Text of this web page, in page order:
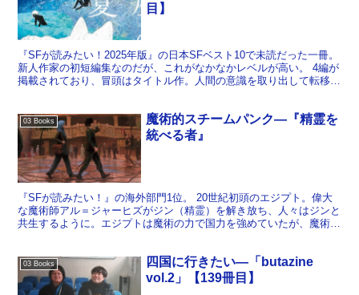
目】
『SFが読みたい！2025年版』の日本SFベスト10で未読だった一冊。
新人作家の初短編集なのだが、これがなかなかレベルが高い。 4編が
掲載されており、冒頭はタイトル作。人間の意識を取り出して転移さ
03 Books
魔術的スチームパンク―『精霊を
統べる者』
『SFが読みたい！』の海外部門1位。 20世紀初頭のエジプト。偉大
な魔術師アル＝ジャーヒズがジン（精霊）を解き放ち、人々はジンと
共生するように。エジプトは魔術の力で国力を強めていたが、魔術師
03 Books
四国に行きたい―「butazine
vol.2」【139冊目】